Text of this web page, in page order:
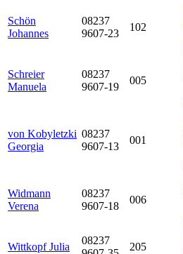
Schön
Johannes
08237
9607-23
102
Schreier
Manuela
08237
9607-19
005
von Kobyletzki
Georgia
08237
9607-13
001
Widmann
Verena
08237
9607-18
006
Wittkopf Julia
08237
205